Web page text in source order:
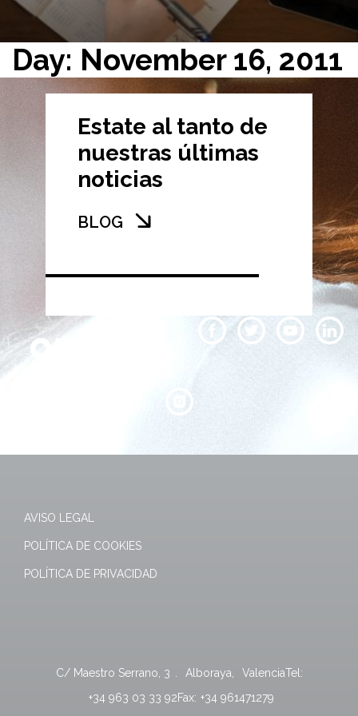
Day: November 16, 2011
Estate al tanto de
nuestras últimas
noticias
BLOG
AVISO LEGAL
POLÍTICA DE COOKIES
POLÍTICA DE PRIVACIDAD
C/ Maestro Serrano, 3 Alboraya ValenciaTel:
+34 963 03 33 92Fax: +34 961471279